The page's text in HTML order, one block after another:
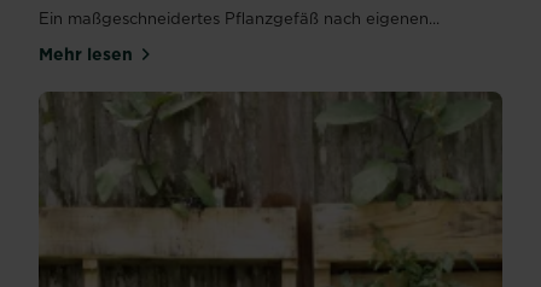
Ein maßgeschneidertes Pflanzgefäß nach eigenen...
Mehr lesenüber Pflanzgefäß selber bauen